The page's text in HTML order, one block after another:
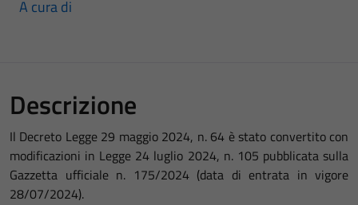
A cura di
Descrizione
Il Decreto Legge 29 maggio 2024, n. 64 è stato convertito con
modificazioni in Legge 24 luglio 2024, n. 105 pubblicata sulla
Gazzetta ufficiale n. 175/2024 (data di entrata in vigore
28/07/2024).